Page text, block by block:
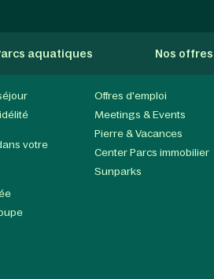
aquatiques Nos offres
votre
Offres d'emploi
Meetings & Events
Pierre & Vacances
Center Parcs immobilier
Sunparks